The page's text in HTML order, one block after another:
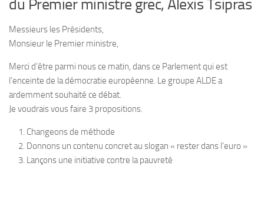
du Premier ministre grec, Alexis Tsipras
Messieurs les Présidents,
Monsieur le Premier ministre,
Merci d’être parmi nous ce matin, dans ce Parlement qui est
l’enceinte de la démocratie européenne. Le groupe ALDE a
ardemment souhaité ce débat.
Je voudrais vous faire 3 propositions.
Changeons de méthode
Donnons un contenu concret au slogan « rester dans l’euro »
Lançons une initiative contre la pauvreté